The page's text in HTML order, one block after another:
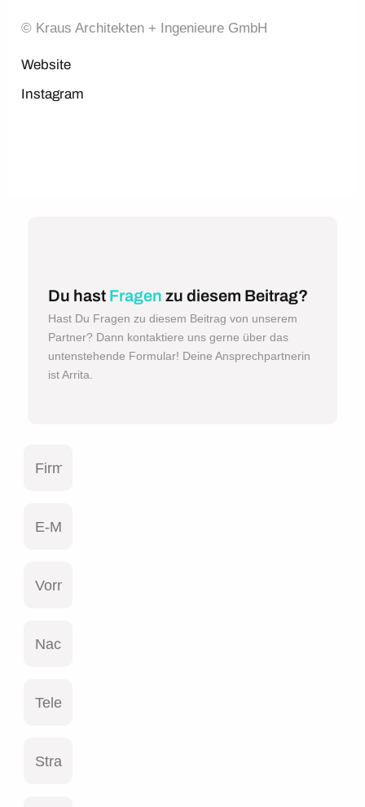
© Kraus Architekten + Ingenieure GmbH
Website
Instagram
Du hast Fragen zu diesem Beitrag?
Hast Du Fragen zu diesem Beitrag von unserem
Partner? Dann kontaktiere uns gerne über das
untenstehende Formular! Deine Ansprechpartnerin
ist Arrita.